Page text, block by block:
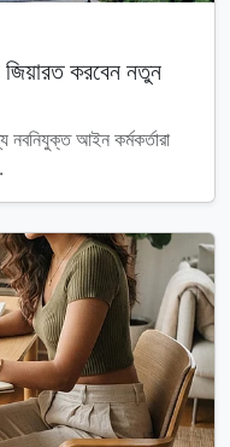
জিয়ারত করবেন নতুন
নবনিযুক্ত আইন কর্মকর্তারা